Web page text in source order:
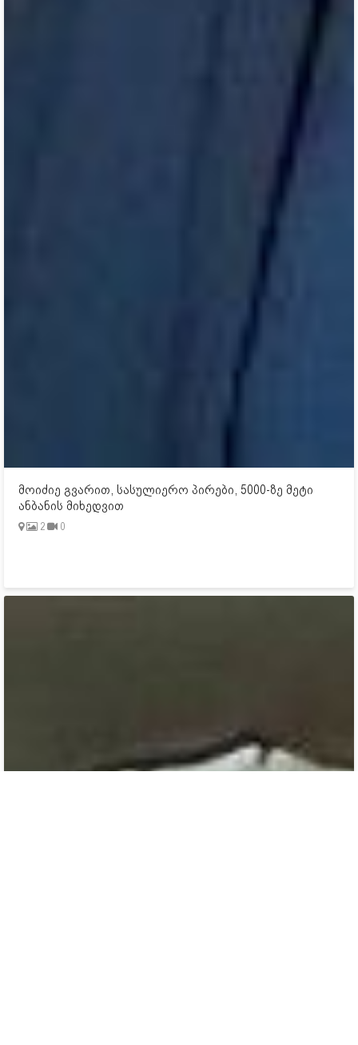
მოიძიე გვარით, სასულიერო პირები, 5000-ზე მეტი
ანბანის მიხედვით
2 0